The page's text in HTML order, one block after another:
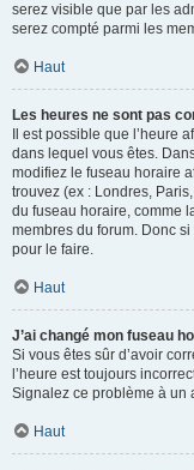
serez visible que par les
serez compté parmi les
Haut
Les heures ne sont pas
Il est possible que l’heure
dans lequel vous êtes.
modifiez le fuseau horaire
trouvez (ex : Londres,
du fuseau horaire, comme
membres du forum. Donc si
pour le faire.
Haut
J’ai changé mon fuseau
Si vous êtes sûr d’avoir
l’heure est toujours
Signalez ce problème à un
Haut